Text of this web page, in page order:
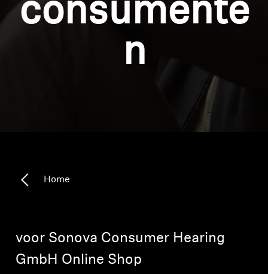
Koptelefoononderdelen en accessoires
Soundbars
consumente
n
Home
voor Sonova Consumer Hearing
GmbH Online Shop